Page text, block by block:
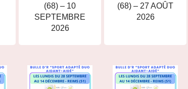
(68) – 10
SEPTEMBRE
2026
(68) – 27 AOÛT
2026